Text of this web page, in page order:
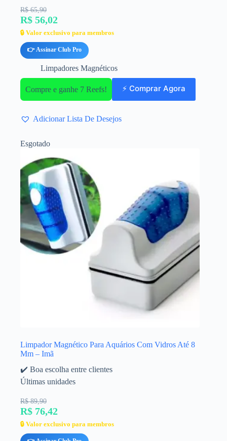
R$ 65,90
R$ 56,02
🔒 Valor exclusivo para membros
👉 Assinar Club Pro
Limpadores Magnéticos
Compre e ganhe 7 Reefs! ⚡ Comprar Agora
Adicionar Lista De Desejos
Esgotado
Limpador Magnético Para Aquários Com Vidros Até 8
Mm – Imã
✔️ Boa escolha entre clientes
Últimas unidades
R$ 89,90
R$ 76,42
🔒 Valor exclusivo para membros